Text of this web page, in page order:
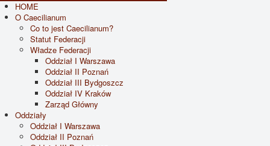
HOME
O Caecilianum
Co to jest Caecilianum?
Statut Federacji
Władze Federacji
Oddział I Warszawa
Oddział II Poznań
Oddział III Bydgoszcz
Oddział IV Kraków
Zarząd Główny
Oddziały
Oddział I Warszawa
Oddział II Poznań